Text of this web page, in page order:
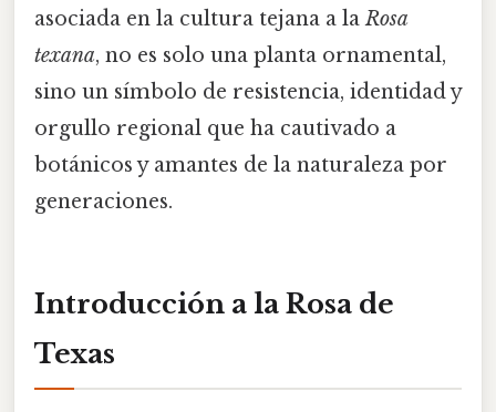
asociada en la cultura tejana a laRosa
texana, no es solo una planta ornamental,
sino un símbolo de resistencia, identidad y
orgullo regional que ha cautivado a
botánicos y amantes de la naturaleza por
generaciones.
Introducción a la Rosa de
Texas